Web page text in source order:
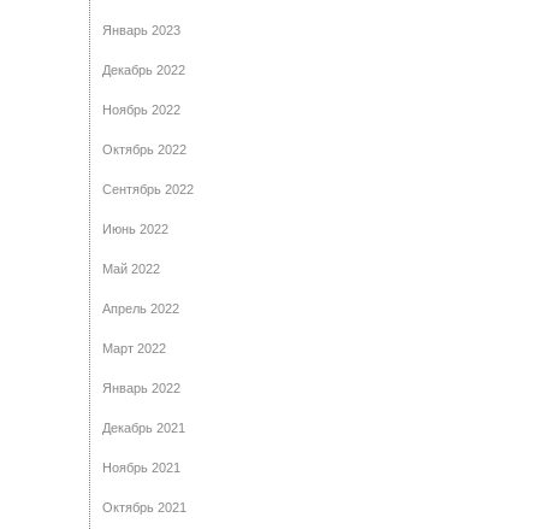
Январь 2023
Декабрь 2022
Ноябрь 2022
Октябрь 2022
Сентябрь 2022
Июнь 2022
Май 2022
Апрель 2022
Март 2022
Январь 2022
Декабрь 2021
Ноябрь 2021
Октябрь 2021